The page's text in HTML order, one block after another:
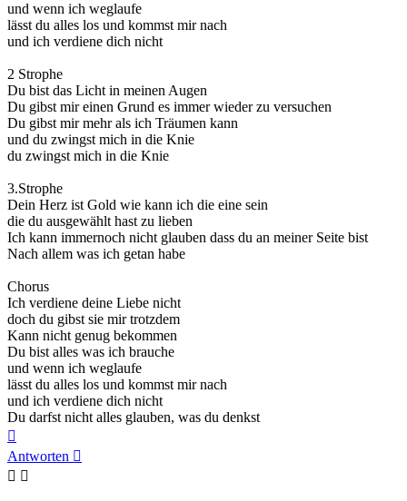
und wenn ich weglaufe
lässt du alles los und kommst mir nach
und ich verdiene dich nicht
2 Strophe
Du bist das Licht in meinen Augen
Du gibst mir einen Grund es immer wieder zu versuchen
Du gibst mir mehr als ich Träumen kann
und du zwingst mich in die Knie
du zwingst mich in die Knie
3.Strophe
Dein Herz ist Gold wie kann ich die eine sein
die du ausgewählt hast zu lieben
Ich kann immernoch nicht glauben dass du an meiner Seite bist
Nach allem was ich getan habe
Chorus
Ich verdiene deine Liebe nicht
doch du gibst sie mir trotzdem
Kann nicht genug bekommen
Du bist alles was ich brauche
und wenn ich weglaufe
lässt du alles los und kommst mir nach
und ich verdiene dich nicht
Du darfst nicht alles glauben, was du denkst
oben
Antworten